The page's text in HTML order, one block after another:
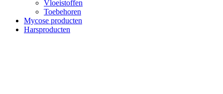
Vloeistoffen
Toebehoren
Mycose producten
Harsproducten